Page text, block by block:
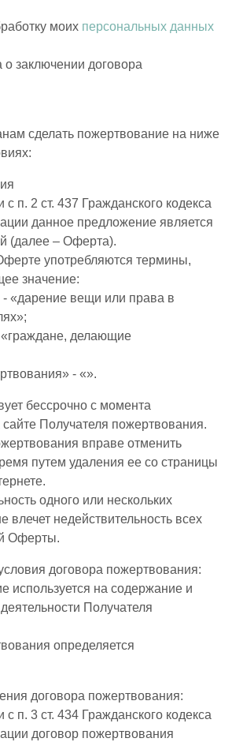
моих персональных данных
заключении договора
сделать пожертвование на ниже
с п. 2 ст. 437 Гражданского кодекса
данное предложение является
(далее – Оферта).
употребляются термины,
значение:
«дарение вещи или права в
делающие
- «».
бессрочно с момента
Получателя пожертвования.
вправе отменить
путем удаления ее со страницы
одного или нескольких
недействительность всех
Оферты.
договора пожертвования:
используется на содержание и
Получателя
определяется
договора пожертвования:
с п. 3 ст. 434 Гражданского кодекса
договор пожертвования